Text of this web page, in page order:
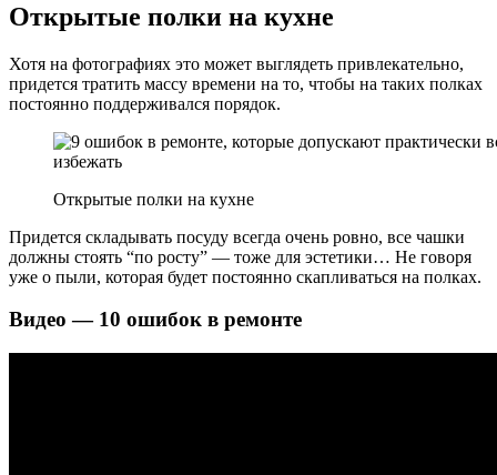
Открытые полки на кухне
Хотя на фотографиях это может выглядеть привлекательно,
придется тратить массу времени на то, чтобы на таких полках
постоянно поддерживался порядок.
Открытые полки на кухне
Придется складывать посуду всегда очень ровно, все чашки
должны стоять “по росту” — тоже для эстетики… Не говоря
уже о пыли, которая будет постоянно скапливаться на полках.
Видео — 10 ошибок в ремонте